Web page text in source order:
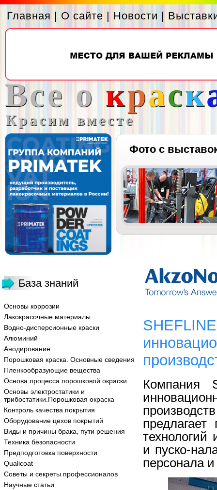
Главная | О сайте | Новости |
Все о краск
Красим вместе
Фото с
База знаний
Основы коррозии
Лакокрасочные материалы
Водно-дисперсионные краски
Алюминий
Анодирование
Порошковая краска. Основные сведения
Пленкообразующие вещества
Основа процесса порошковой окраски
Основы электростатики и
трибостатики.Порошковая окраска
Контроль качества покрытия
Оборудование цехов покрытий
Виды и причины брака, пути решения
Техника безопасности
Предподготовка поверхности
Qualicoat
Советы и секреты профессионалов
Научные статьи
Компания
технологий
и пуско-
персонала и